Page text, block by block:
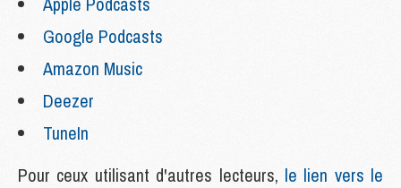
Google Podcasts
Amazon Music
Deezer
TuneIn
Pour ceux utilisant d'autres lecteurs, le lien vers le